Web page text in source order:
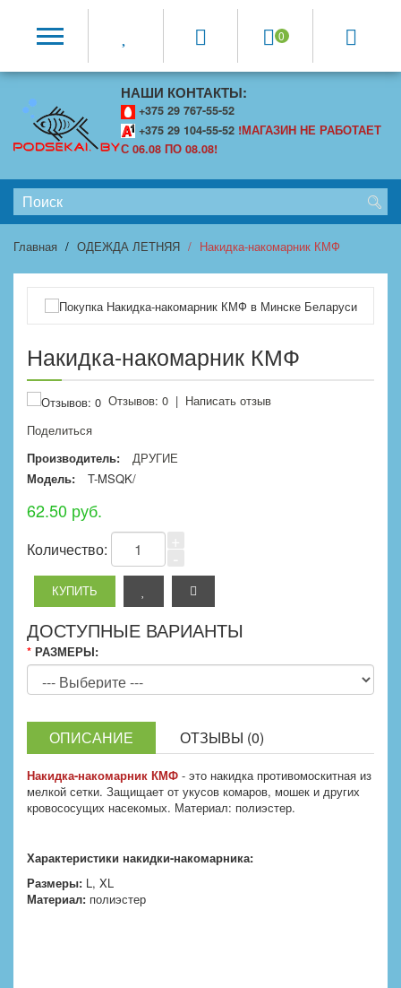
0
НАШИ КОНТАКТЫ:
+375 29 767-55-52
+375 29 104-55-52 !МАГАЗИН НЕ РАБОТАЕТ
С 06.08 ПО 08.08!
Главная ОДЕЖДА ЛЕТНЯЯ Накидка-накомарник КМФ
Накидка-накомарник КМФ
Отзывов: 0 | Написать отзыв
Поделиться
Производитель:
ДРУГИЕ
Модель:
T-MSQK/
62.50 руб.
Количество:
ДОСТУПНЫЕ ВАРИАНТЫ
* РАЗМЕРЫ:
ОПИСАНИЕ ОТЗЫВЫ (0)
Накидка-накомарник КМФ - это накидка противомоскитная из
мелкой сетки. Защищает от укусов комаров, мошек и других
кровососущих насекомых. Материал: полиэстер.
Характеристики накидки-накомарника:
Размеры: L, XL
Материал: полиэстер